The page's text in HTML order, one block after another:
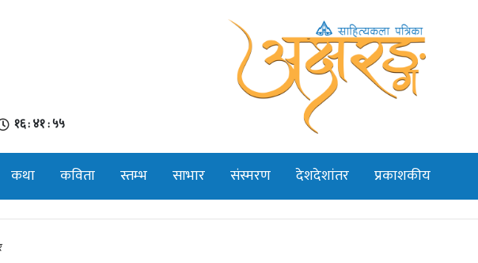
१६ : ४१ : ५६
कथा कविता स्तम्भ साभार संस्मरण देशदेशांतर प्रकाशकीय